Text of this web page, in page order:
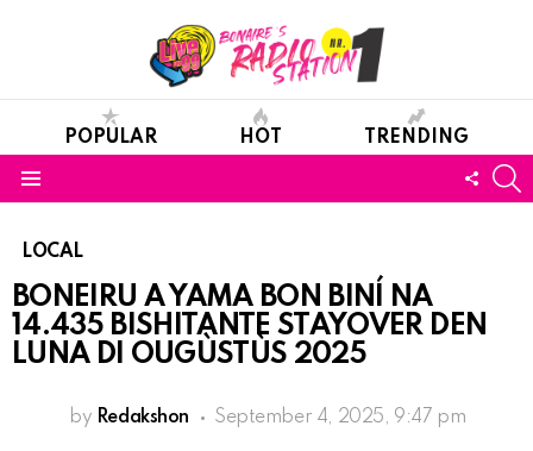
POPULAR HOT TRENDING
LOCAL
BONEIRU A YAMA BON BINÍ NA
14.435 BISHITANTE STAYOVER DEN
LUNA DI OUGÙSTÙS 2025
by Redakshon September 4, 2025, 9:47 pm